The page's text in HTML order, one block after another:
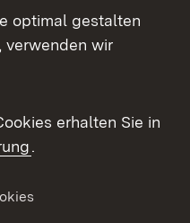
optimal gestalten
verwenden wir
erhalten Sie in
.